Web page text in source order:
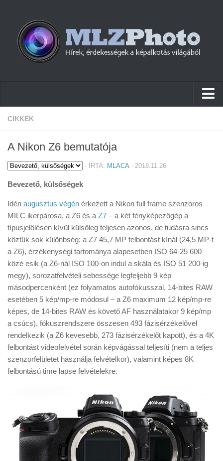
Hírek
Cikkek
Szoftver
Firmware
Tudástár
Tanácsok
Érdekességek
Helyszíni Riport
E-BB
CIKKEK
A Nikon Z6 bemutatója
· ÍRTA: MLACA· 2018.11.26
Bevezető, külsőségek
Idén augusztus végén érkezett a Nikon full frame szenzoros
MILC ikerpárosa, a Z6 és a Z7 – a két fényképezőgép a
típusjelölésen kívül külsőleg teljesen azonos, de tudásra sincs
köztük sok különbség: a Z7 45,7 MP felbontást kínál (24,5 MP-t
a Z6), érzékenységi tartománya alapesetben ISO 64-25 600
közé esik (a Z6-nál ISO 100-on indul a skála és ISO 51 200-ig
megy), sorozatfelvételi sebessége legfeljebb 9 kép
másodpercenként (ez folyamatos autofókusszal, 14-bites RAW
esetében 5 kép/mp-re módosul – a Z6 maximum 12 kép/mp-re
képes, de 14-bites RAW és követő AF használatakor 9 kép/mp
a csúcs), fókuszrendszere összesen 493 fázisérzékelővel
rendelkezik (a Z6 kevesebb, 273 fázisérzékelőt kapott), és a 4K
felbontást videofelvétel során képvágással teljesíti (nem a teljes
szenzorfelületet használja felvételkor), valamint képes 8K
felbontású time lapse felvételekre.